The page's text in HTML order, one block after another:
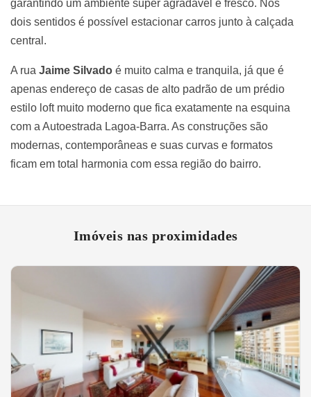
garantindo um ambiente super agradável e fresco. Nos
dois sentidos é possível estacionar carros junto à calçada
central.
A rua Jaime Silvado é muito calma e tranquila, já que é
apenas endereço de casas de alto padrão de um prédio
estilo loft muito moderno que fica exatamente na esquina
com a Autoestrada Lagoa-Barra. As construções são
modernas, contemporâneas e suas curvas e formatos
ficam em total harmonia com essa região do bairro.
Imóveis nas proximidades